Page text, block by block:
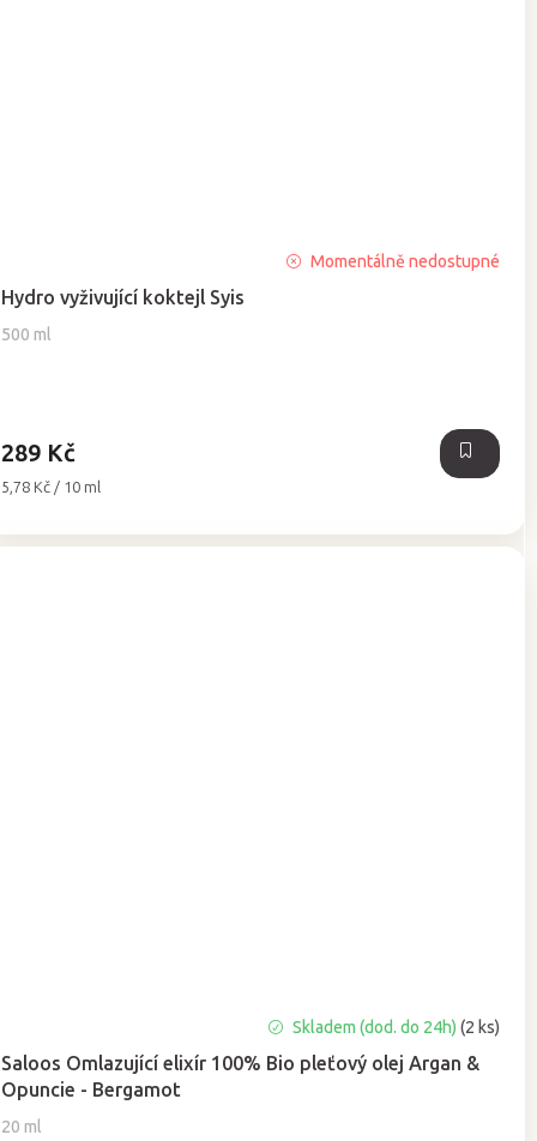
Hydro vyživující koktejl Syis
500 ml
hodnocení
produktu
je
Momentálně nedostupné
289 Kč
Měrná
5,78 Kč / 10 ml
Saloos Omlazující elixír 100% Bio pleťový olej Argan &
Opuncie - Bergamot
20 ml
hodnocení
produktu
je
5,0
Skladem (dod. do 24h)(2 ks)